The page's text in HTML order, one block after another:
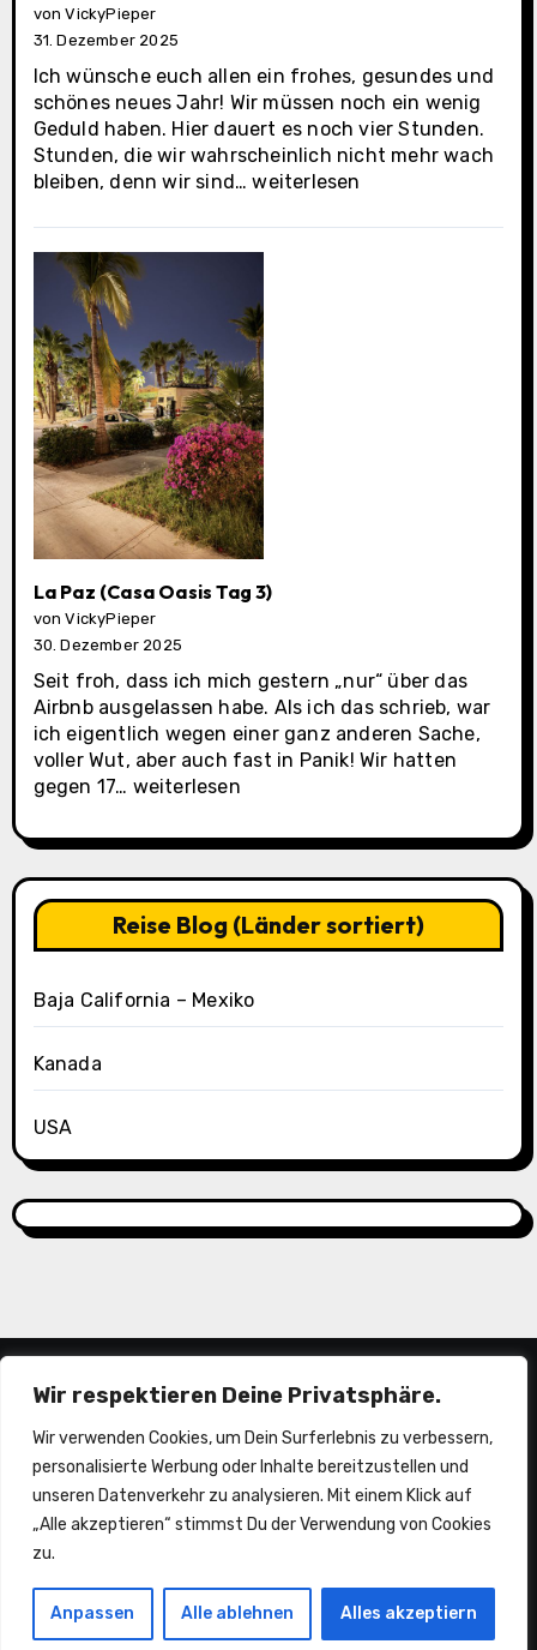
Wir respektieren Deine Privatsphäre.
Wir verwenden Cookies, um Dein Surferlebnis zu verbessern,
personalisierte Werbung oder Inhalte bereitzustellen und
unseren Datenverkehr zu analysieren. Mit einem Klick auf
„Alle akzeptieren“ stimmst Du der Verwendung von Cookies
zu.
Anpassen Alle ablehnen Alles akzeptiern
von VickyPieper
31. Dezember 2025
Ich wünsche euch allen ein frohes, gesundes und
schönes neues Jahr! Wir müssen noch ein wenig
Geduld haben. Hier dauert es noch vier Stunden.
Stunden, die wir wahrscheinlich nicht mehr wach
bleiben, denn wir sind…La
(Casa
Oasis
4)
weiterlesen
La Paz (Casa Oasis Tag 3)
von VickyPieper
30. Dezember 2025
Seit froh, dass ich mich gestern „nur“ über das
Airbnb ausgelassen habe. Als ich das schrieb, war
ich eigentlich wegen einer ganz anderen Sache,
voller Wut, aber auch fast in Panik! Wir hatten
gegen 17… La
(Casa
3)
weiterlesen
Reise Blog (Länder sortiert)
Baja California – Mexiko
Kanada
USA
Träume sind zum erfüllen da